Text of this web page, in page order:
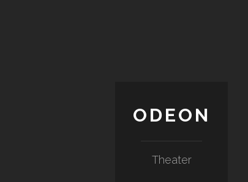
ODEON
Theater